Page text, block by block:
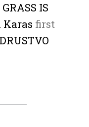
IS
Karas first